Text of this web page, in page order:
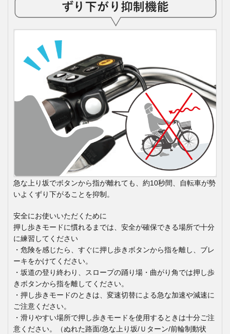
急な上り坂でボタンから指が離れても、約10秒間、自転車が勢
いよくずり下がることを抑制。
安全にお使いいただくために
押し歩きモードに慣れるまでは、安全が確保できる場所で十分
に練習してください
・危険を感じたら、すぐに押し歩きボタンから指を離し、ブレ
ーキをかけてください。
・坂道の登り終わり、スロープの踊り場・曲がり角では押し歩
きボタンから指を離してください。
・押し歩きモードのときは、変速切替による急な加速や減速に
ご注意ください。
・滑りやすい場所で押し歩きモードを使用するときは十分ご注
意ください。（ぬれた路面/急な上り坂/Ｕターン/前輪制動状